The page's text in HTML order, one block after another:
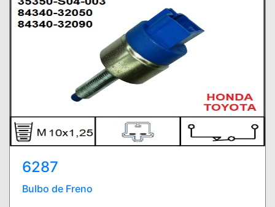
6287
Bulbo de Freno